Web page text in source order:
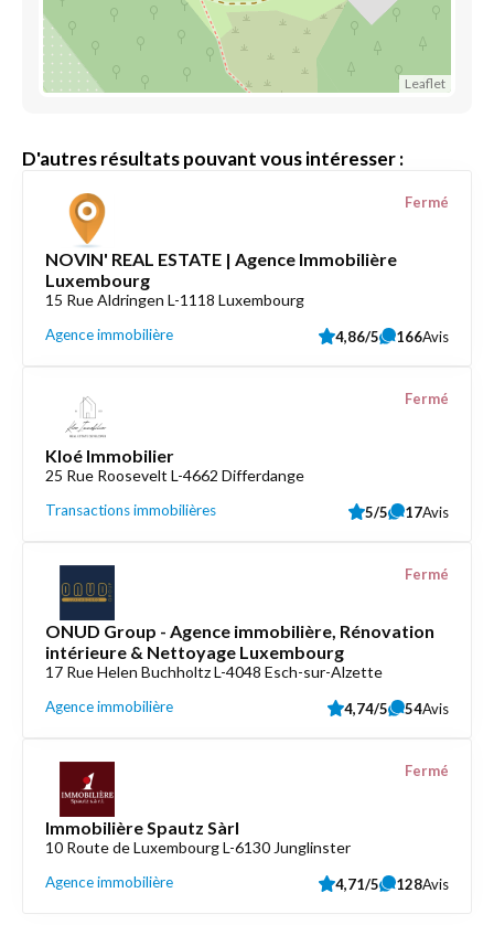
Leaflet
D'autres résultats pouvant vous intéresser :
NOVIN' REAL ESTATE | Agence Immobilière
Luxembourg
15 Rue Aldringen L-1118 Luxembourg
Agence immobilière
Fermé
4,86/5 166Avis
Kloé Immobilier
25 Rue Roosevelt L-4662 Differdange
Transactions immobilières
Fermé
5/5 17Avis
ONUD Group - Agence immobilière, Rénovation
intérieure & Nettoyage Luxembourg
17 Rue Helen Buchholtz L-4048 Esch-sur-Alzette
Agence immobilière
Fermé
4,74/5 54Avis
Immobilière Spautz Sàrl
10 Route de Luxembourg L-6130 Junglinster
Agence immobilière
Fermé
4,71/5 128Avis